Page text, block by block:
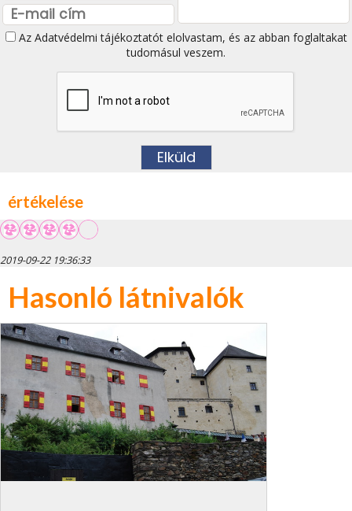
Az Adatvédelmi tájékoztatótelolvastam, és az abban foglaltakat
tudomásul veszem.
értékelése
2019-09-22 19:36:33
Hasonló látnivalók